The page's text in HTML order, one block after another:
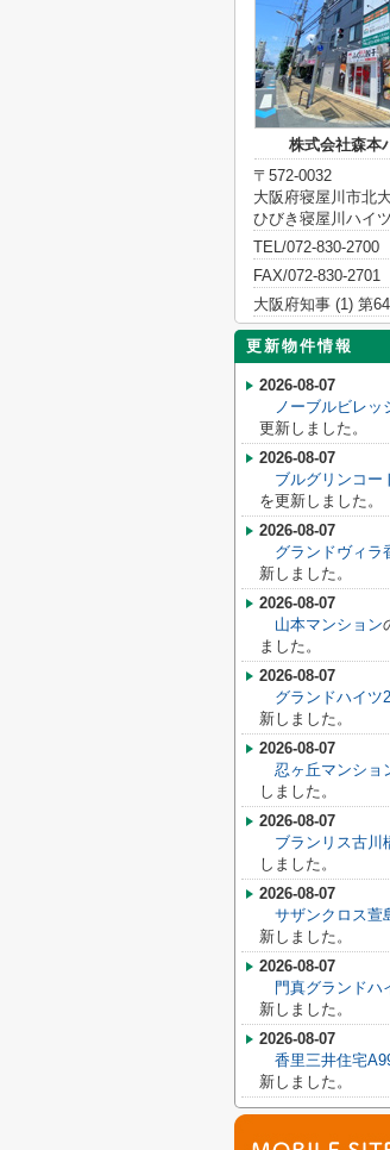
株式会社森本
〒572-0032
大阪府寝屋川市北
ひびき寝屋川ハイ
TEL/072-830-2700
FAX/072-830-2701
大阪府知事 (1) 第
更新物件情報
2026-08-07
ノーブルビレッ
更新しました。
2026-08-07
ブルグリンコー
を更新しました。
2026-08-07
グランドヴィラ
新しました。
2026-08-07
山本マンション
ました。
2026-08-07
グランドハイツ
新しました。
2026-08-07
忍ヶ丘マンショ
しました。
2026-08-07
ブランリス古川
しました。
2026-08-07
サザンクロス萱
新しました。
2026-08-07
門真グランドハ
新しました。
2026-08-07
香里三井住宅
新しました。